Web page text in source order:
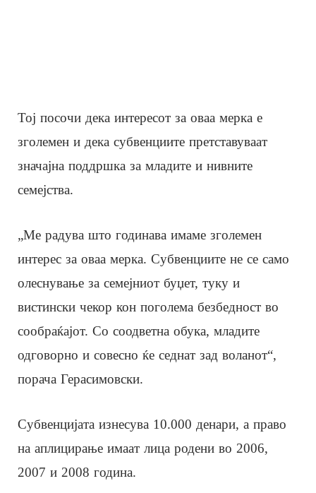
Тој посочи дека интересот за оваа мерка е
зголемен и дека субвенциите претставуваат
значајна поддршка за младите и нивните
семејства.
„Ме радува што годинава имаме зголемен
интерес за оваа мерка. Субвенциите не се само
олеснување за семејниот буџет, туку и
вистински чекор кон поголема безбедност во
сообраќајот. Со соодветна обука, младите
одговорно и совесно ќе седнат зад воланот“,
порача Герасимовски.
Субвенцијата изнесува 10.000 денари, а право
на аплицирање имаат лица родени во 2006,
2007 и 2008 година.